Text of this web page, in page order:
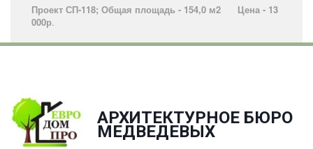
Проект СП-118; Общая площадь - 154,0 м2 Цена - 13
000р.­
АРХИТЕКТУРНОЕ БЮРО
­МЕДВЕДЕВЫХ